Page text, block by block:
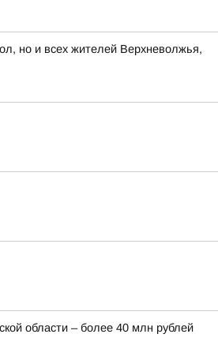
но и всех жителей Верхневолжья,
области – более 40 млн рублей